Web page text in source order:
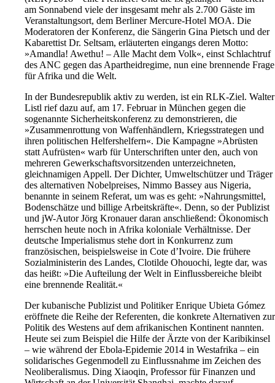
am Sonnabend viele der insgesamt mehr als 2.700 Gäste im
Veranstaltungsort, dem Berliner Mercure-Hotel MOA. Die
Moderatoren der Konferenz, die Sängerin Gina Pietsch und der
Kabarettist Dr. Seltsam, erläuterten eingangs deren Motto:
»Amandla! Awethu! – Alle Macht dem Volk«, einst Schlachtruf
des ANC gegen das Apartheidregime, nun eine brennende Frage
für Afrika und die Welt.
In der Bundesrepublik aktiv zu werden, ist ein RLK-Ziel. Walter
Listl rief dazu auf, am 17. Februar in München gegen die
sogenannte Sicherheitskonferenz zu demonstrieren, die
»Zusammenrottung von Waffenhändlern, Kriegsstrategen und
ihren politischen Helfershelfern«. Die Kampagne »Abrüsten
statt Aufrüsten« warb für Unterschriften unter den, auch von
mehreren Gewerkschaftsvorsitzenden unterzeichneten,
gleichnamigen Appell. Der Dichter, Umweltschützer und Träger
des alternativen Nobelpreises, Nimmo Bassey aus Nigeria,
benannte in seinem Referat, um was es geht: »Nahrungsmittel,
Bodenschätze und billige Arbeitskräfte«. Denn, so der Publizist
und jW-Autor Jörg Kronauer daran anschließend: Ökonomisch
herrschen heute noch in Afrika koloniale Verhältnisse. Der
deutsche Imperialismus stehe dort in Konkurrenz zum
französischen, beispielsweise in Cote d’Ivoire. Die frühere
Sozialministerin des Landes, Clotilde Ohouochi, legte dar, was
das heißt: »Die Aufteilung der Welt in Einflussbereiche bleibt
eine brennende Realität.«
Der kubanische Publizist und Politiker Enrique Ubieta Gómez
eröffnete die Reihe der Referenten, die konkrete Alternativen zur
Politik des Westens auf dem afrikanischen Kontinent nannten.
Heute sei zum Beispiel die Hilfe der Ärzte von der Karibikinsel
– wie während der Ebola-Epidemie 2014 in Westafrika – ein
solidarisches Gegenmodell zu Einflussnahme im Zeichen des
Neoliberalismus. Ding Xiaoqin, Professor für Finanzen und